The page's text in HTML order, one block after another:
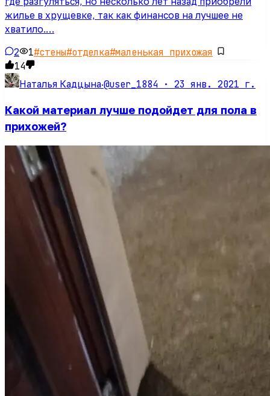
жилье в хрущевке, так как финансов на лучшее не
хватило.…
2 1#стены#отделка#маленькая прихожая
14
Наталья Кадцына·@user_1884 · 23 янв. 2021 г.
Какой материал лучше подойдет для пола в
прихожей?